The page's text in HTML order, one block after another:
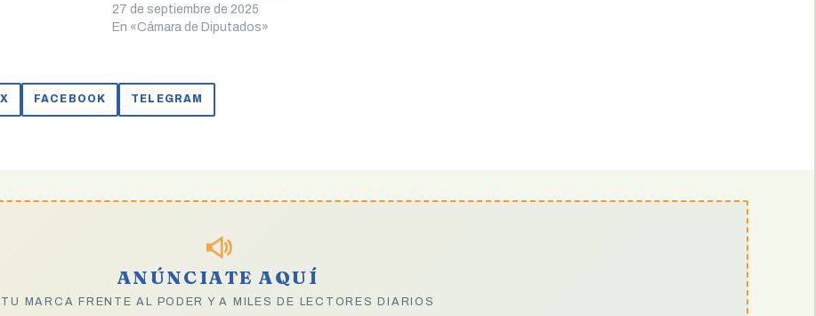
27 de septiembre de 2025
En «Cámara de Diputados»
X FACEBOOK TELEGRAM
ANÚNCIATE AQUÍ
TU MARCA FRENTE AL PODER Y A MILES DE LECTORES DIARIOS